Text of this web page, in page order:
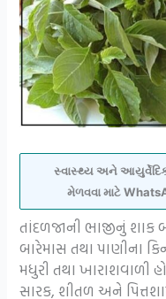
સ્વાસ્થ્ય અને આયુર્વેદિક
મેળવવા માટે
તાંદળજાની ભાજીનું
બારેમાસ તથા પાણીના
મધુરી તથા ખારાશવાળી
સારક, શીતળ અને